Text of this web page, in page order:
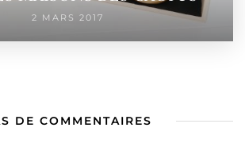
2 MARS 2017
DE COMMENTAIRES